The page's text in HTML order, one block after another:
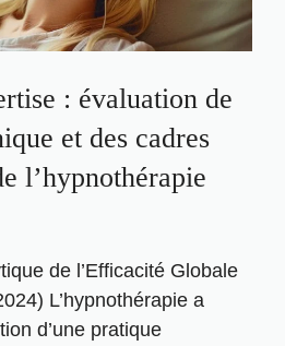
: évaluation de
et des cadres
l’hypnothérapie
de l’Efficacité Globale
L’hypnothérapie a
d’une pratique